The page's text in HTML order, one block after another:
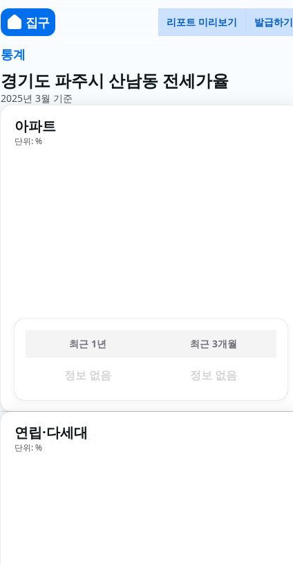
집구 리포트 미리보기 발급하기
통계
경기도 파주시 산남동 전세가율
2025년 3월 기준
아파트
단위: %
최근 1년 최근 3개월
정보 없음 정보 없음
연립·다세대
단위: %